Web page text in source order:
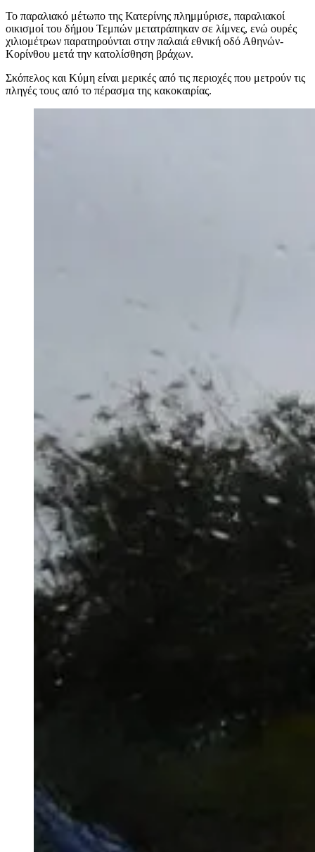
Το παραλιακό μέτωπο της Κατερίνης πλημμύρισε, παραλιακοί
οικισμοί του δήμου Τεμπών μετατράπηκαν σε λίμνες, ενώ ουρές
χιλιομέτρων παρατηρούνται στην παλαιά εθνική οδό Αθηνών-
Κορίνθου μετά την κατολίσθηση βράχων.
Σκόπελος και Κύμη είναι μερικές από τις περιοχές που μετρούν τις
πληγές τους από το πέρασμα της κακοκαιρίας.